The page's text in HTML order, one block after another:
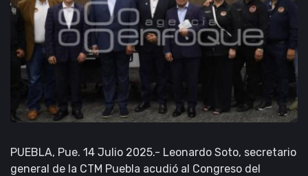
PUEBLA, Pue. 14 Julio 2025.- Leonardo Soto, secretario
general de la CTM Puebla acudió al Congreso del